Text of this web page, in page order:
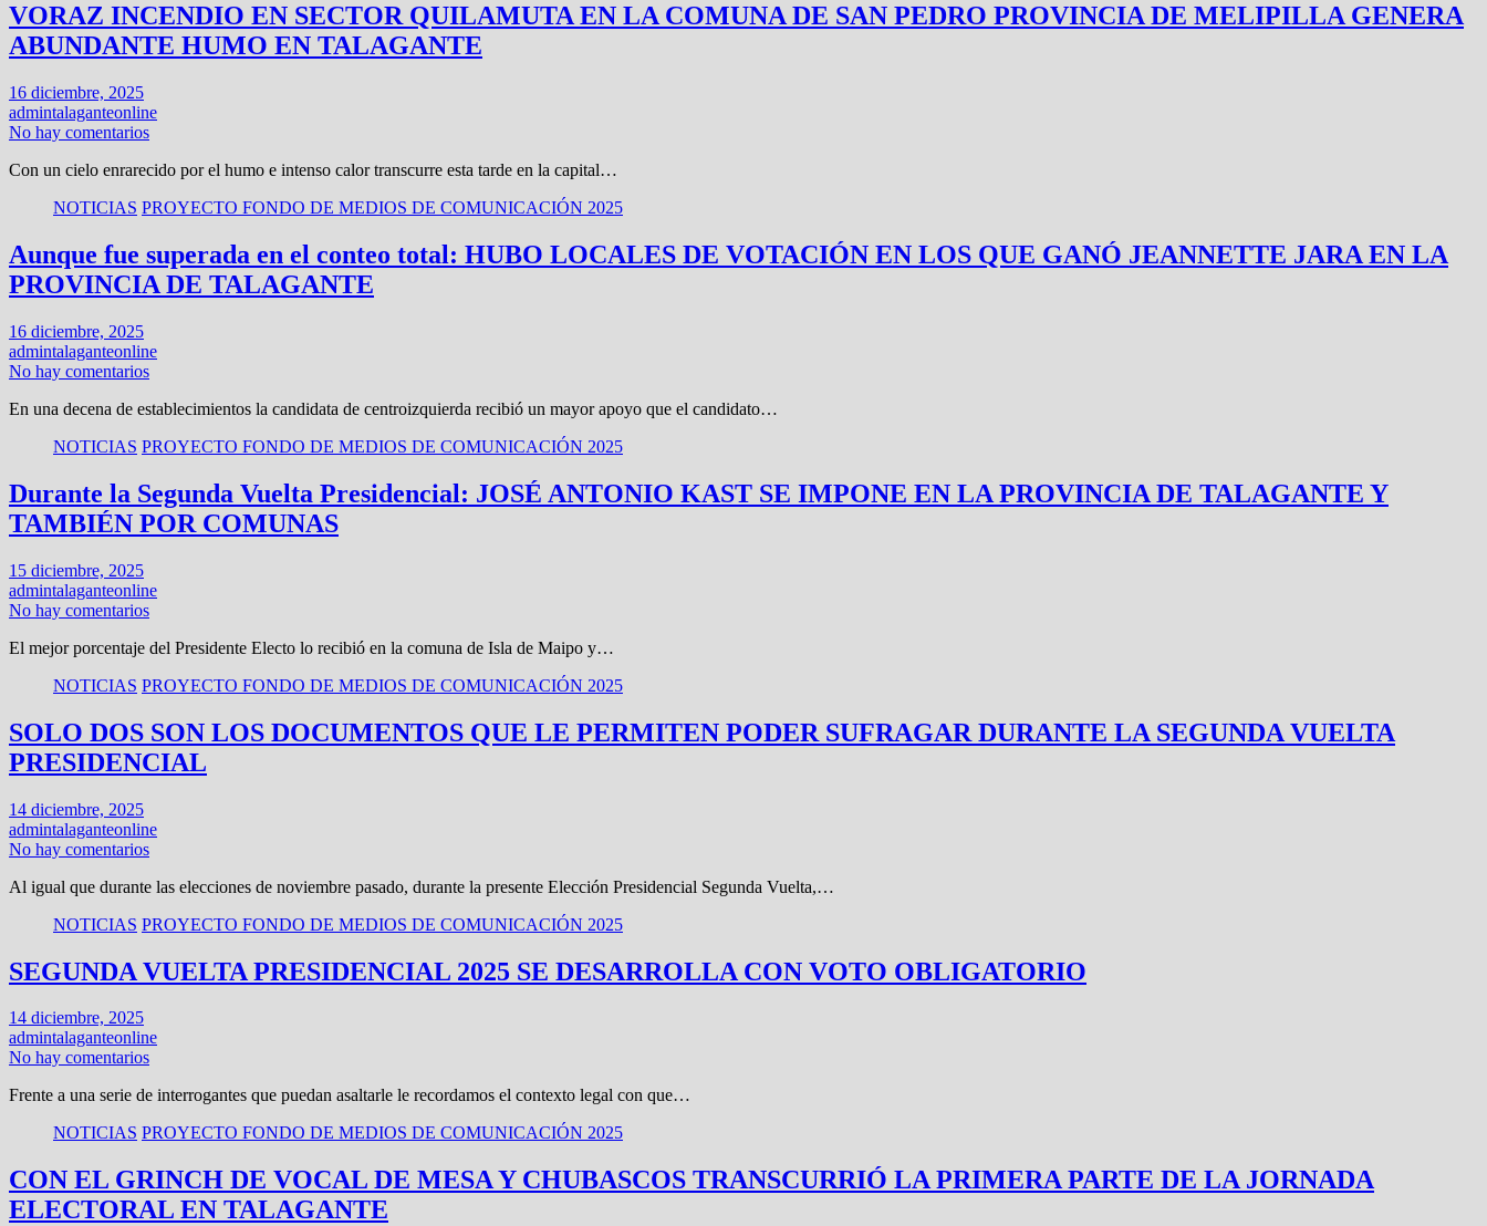
VORAZ INCENDIO EN SECTOR QUILAMUTA EN LA COMUNA DE SAN PEDRO PROVINCIA DE MELIPILLA GENERA
ABUNDANTE HUMO EN TALAGANTE
16 diciembre, 2025
admintalaganteonline
No hay comentarios
Con un cielo enrarecido por el humo e intenso calor transcurre esta tarde en la capital…
NOTICIAS PROYECTO FONDO DE MEDIOS DE COMUNICACIÓN 2025
Aunque fue superada en el conteo total: HUBO LOCALES DE VOTACIÓN EN LOS QUE GANÓ JEANNETTE JARA EN LA
PROVINCIA DE TALAGANTE
16 diciembre, 2025
admintalaganteonline
No hay comentarios
En una decena de establecimientos la candidata de centroizquierda recibió un mayor apoyo que el candidato…
NOTICIAS PROYECTO FONDO DE MEDIOS DE COMUNICACIÓN 2025
Durante la Segunda Vuelta Presidencial: JOSÉ ANTONIO KAST SE IMPONE EN LA PROVINCIA DE TALAGANTE Y
TAMBIÉN POR COMUNAS
15 diciembre, 2025
admintalaganteonline
No hay comentarios
El mejor porcentaje del Presidente Electo lo recibió en la comuna de Isla de Maipo y…
NOTICIAS PROYECTO FONDO DE MEDIOS DE COMUNICACIÓN 2025
SOLO DOS SON LOS DOCUMENTOS QUE LE PERMITEN PODER SUFRAGAR DURANTE LA SEGUNDA VUELTA
PRESIDENCIAL
14 diciembre, 2025
admintalaganteonline
No hay comentarios
Al igual que durante las elecciones de noviembre pasado, durante la presente Elección Presidencial Segunda Vuelta,…
NOTICIAS PROYECTO FONDO DE MEDIOS DE COMUNICACIÓN 2025
SEGUNDA VUELTA PRESIDENCIAL 2025 SE DESARROLLA CON VOTO OBLIGATORIO
14 diciembre, 2025
admintalaganteonline
No hay comentarios
Frente a una serie de interrogantes que puedan asaltarle le recordamos el contexto legal con que…
NOTICIAS PROYECTO FONDO DE MEDIOS DE COMUNICACIÓN 2025
CON EL GRINCH DE VOCAL DE MESA Y CHUBASCOS TRANSCURRIÓ LA PRIMERA PARTE DE LA JORNADA
ELECTORAL EN TALAGANTE